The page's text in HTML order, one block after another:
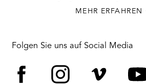
MEHR ERFAHREN
Folgen Sie uns auf Social Media